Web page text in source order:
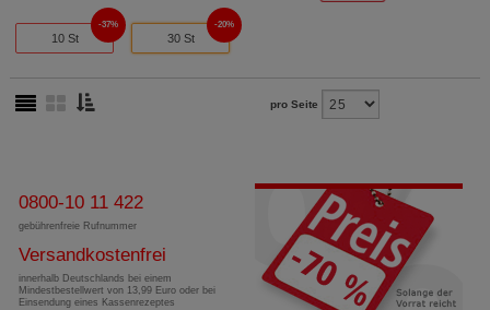
10 St
37%
30 St
20%
pro Seite
0800-10 11 422
gebührenfreie Rufnummer
Versandkostenfrei
innerhalb Deutschlands bei einem
Mindestbestellwert von 13,99 Euro oder bei
Einsendung eines Kassenrezeptes